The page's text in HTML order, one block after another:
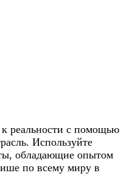
реальности с помощью
Используйте
обладающие опытом
по всему миру в